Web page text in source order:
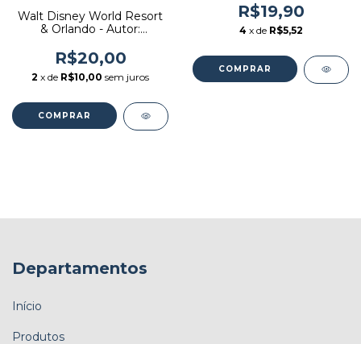
Walt Disney World Resort
& Orlando - Autor:
[usado]
R$20,00
2 x de R$10,00 sem juros
R$19,90
4 x de R$5,52
Departamentos
Início
Produtos